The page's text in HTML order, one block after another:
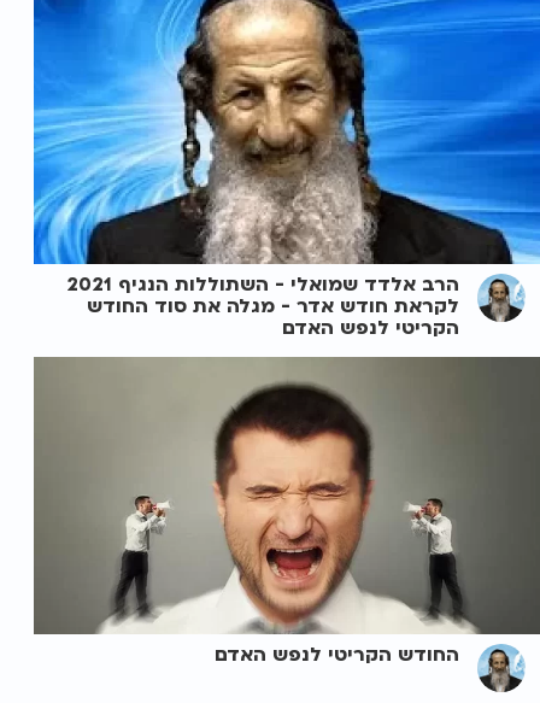
הרב אלדד שמואלי - השתוללות הנגיף 2021
לקראת חודש אדר - מגלה את סוד החודש
הקריטי לנפש האדם
החודש הקריטי לנפש האדם